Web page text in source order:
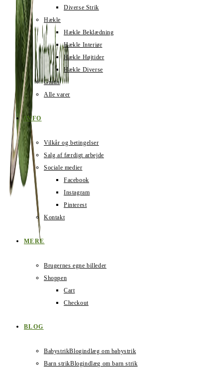
Diverse Strik
Hækle
Hækle Beklædning
Hækle Interiør
Hækle Højtider
Hækle Diverse
Gratis
Alle varer
INFO
Vilkår og betingelser
Salg af færdigt arbejde
Sociale medier
Facebook
Instagram
Pinterest
Kontakt
MERE
Brugernes egne billeder
Shoppen
Cart
Checkout
BLOG
BabystrikBlogindlæg om babystrik
Barn strikBlogindlæg om barn strik